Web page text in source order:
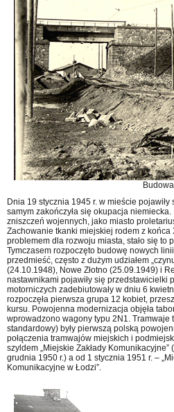
Dnia 19 stycznia 1945 r. w mieście
samym zakończyła się okupacja
zniszczeń wojennych, jako miasto
Zachowanie tkanki miejskiej rodem z końca
problemem dla rozwoju miasta, stało się to
Tymczasem rozpoczęto budowę nowych
przedmieść, często z dużym udziałem
(24.10.1948), Nowe Złotno (25.09.1949) i
nastawnikami pojawiły się przedstawicielki
motorniczych zadebiutowały w dniu 6
rozpoczęła pierwsza grupa 12 kobiet,
kursu. Powojenna modernizacja objęła
wprowadzono wagony typu 2N1. Tramwaje
standardowy) były pierwszą polską
połączenia tramwajów miejskich i
szyldem „Miejskie Zakłady
grudnia 1950 r.) a od 1 stycznia 1951 r. –
Komunikacyjne w Łodzi”.